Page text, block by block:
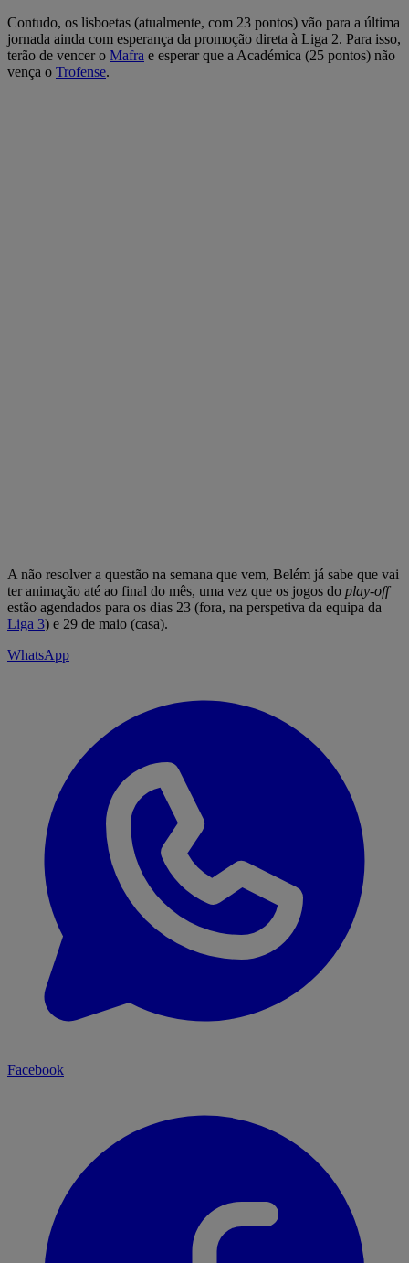
Contudo, os lisboetas (atualmente, com 23 pontos) vão para a última
jornada ainda com esperança da promoção direta à Liga 2. Para isso,
terão de vencer o Mafra e esperar que a Académica (25 pontos) não
vença o Trofense.
A não resolver a questão na semana que vem, Belém já sabe que vai
ter animação até ao final do mês, uma vez que os jogos do play-off
estão agendados para os dias 23 (fora, na perspetiva da equipa da
Liga 3) e 29 de maio (casa).
WhatsApp
Facebook